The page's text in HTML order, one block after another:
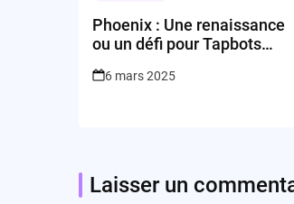
Phoenix : Une renaissance
ou un défi pour Tapbots
6 mars 2025
Laisser un